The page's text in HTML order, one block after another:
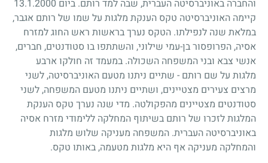
והחברה באוניברסיטה העברית, שבה למד רותם. ביום 13.1.2000
קיימה האוניברסיטה טקס הענקת מלגות על שמו של רותם אגבר,
במלאת שנה לנפילתו. הטקס נערך בראשות ראש החוג למזרח
אסיה, הפרופסור בן-עמי שילוני, והשתתפו בו סטודנטים, חברים,
אנשי צבא ובני המשפחה השכולה. במעמד זה חולקו ארבע
מלגות על שם רותם - שתיים ניתנו מטעם האוניברסיטה, לשני
מרצים צעירים מצטיינים, ושתיים ניתנו מטעם המשפחה, לשני
סטודנטים מצטיינים מהפקולטה. מדי שנה נערך טקס הענקת
המלגות לזכרו של רותם בשיתוף המחלקה ללימודי מזרח אסיה
באוניברסיטה העברית. המשפחה מעניקה שלוש מלגות
והמחלקה מעניקה אף היא מלגות מטעמה, באותו טקס.